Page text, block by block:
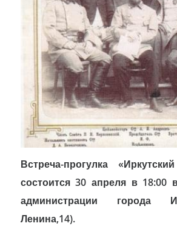
Встреча-прогулка
состоится 30 апреля в 18:00
администрации города
Ленина,14).